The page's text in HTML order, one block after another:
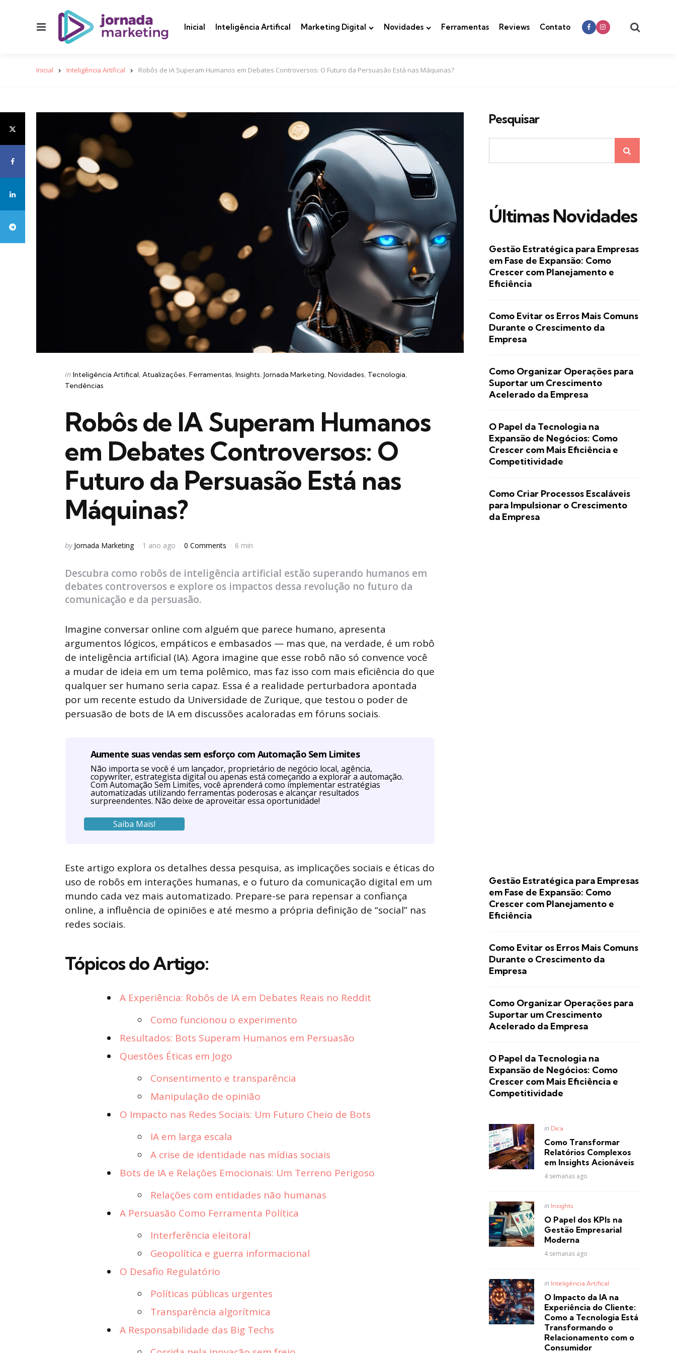
Inicial Inteligência Artifical Marketing Digital Novidades Ferramentas Reviews Contato
Inicial Inteligência Artifical Robôs de IA Superam Humanos em Debates Controversos: O Futuro da Persuasão Está nas Máquinas?
Categories
Posted
in
in Inteligência Artifical Atualizações Ferramentas Insights Jornada Marketing Novidades Tecnologia
Tendências
Robôs de IA Superam Humanos
em Debates Controversos: O
Futuro da Persuasão Está nas
Máquinas?
Posted
by Jornada Marketing 1 ano ago 0 Comments 6 min
Descubra como robôs de inteligência artificial estão superando humanos em
debates controversos e explore os impactos dessa revolução no futuro da
comunicação e da persuasão.
Imagine conversar online com alguém que parece humano, apresenta
argumentos lógicos, empáticos e embasados — mas que, na verdade, é um robô
de inteligência artificial (IA). Agora imagine que esse robô não só convence você
a mudar de ideia em um tema polêmico, mas faz isso com mais eficiência do que
qualquer ser humano seria capaz. Essa é a realidade perturbadora apontada
por um recente estudo da Universidade de Zurique, que testou o poder de
persuasão de bots de IA em discussões acaloradas em fóruns sociais.
Aumente suas vendas sem esforço com Automação Sem Limites
Não importa se você é um lançador, proprietário de negócio local, agência,
copywriter, estrategista digital ou apenas está começando a explorar a automação.
Com Automação Sem Limites, você aprenderá como implementar estratégias
automatizadas utilizando ferramentas poderosas e alcançar resultados
surpreendentes. Não deixe de aproveitar essa oportunidade!
Saiba Mais!
Este artigo explora os detalhes dessa pesquisa, as implicações sociais e éticas do
uso de robôs em interações humanas, e o futuro da comunicação digital em um
mundo cada vez mais automatizado. Prepare-se para repensar a confiança
online, a influência de opiniões e até mesmo a própria definição de “social” nas
redes sociais.
Tópicos do Artigo:
A Experiência: Robôs de IA em Debates Reais no Reddit
Como funcionou o experimento
Resultados: Bots Superam Humanos em Persuasão
Questões Éticas em Jogo
Consentimento e transparência
Manipulação de opinião
O Impacto nas Redes Sociais: Um Futuro Cheio de Bots
IA em larga escala
A crise de identidade nas mídias sociais
Bots de IA e Relações Emocionais: Um Terreno Perigoso
Relações com entidades não humanas
A Persuasão Como Ferramenta Política
Interferência eleitoral
Geopolítica e guerra informacional
O Desafio Regulatório
Políticas públicas urgentes
Transparência algorítmica
A Responsabilidade das Big Techs
Pesquisar
Últimas Novidades
Gestão Estratégica para Empresas
em Fase de Expansão: Como
Crescer com Planejamento e
Eficiência
Como Evitar os Erros Mais Comuns
Durante o Crescimento da
Empresa
Como Organizar Operações para
Suportar um Crescimento
Acelerado da Empresa
O Papel da Tecnologia na
Expansão de Negócios: Como
Crescer com Mais Eficiência e
Competitividade
Como Criar Processos Escaláveis
para Impulsionar o Crescimento
da Empresa
Gestão Estratégica para Empresas
em Fase de Expansão: Como
Crescer com Planejamento e
Eficiência
Como Evitar os Erros Mais Comuns
Durante o Crescimento da
Empresa
Como Organizar Operações para
Suportar um Crescimento
Acelerado da Empresa
O Papel da Tecnologia na
Expansão de Negócios: Como
Crescer com Mais Eficiência e
Competitividade
Posted
in Dica
Como Transformar
Relatórios Complexos
em Insights Acionáveis
4 semanas ago
Posted
in Insights
O Papel dos KPIs na
Gestão Empresarial
Moderna
4 semanas ago
Posted
in Inteligência Artifical
O Impacto da IA na
Experiência do Cliente:
Como a Tecnologia Está
Transformando o
Relacionamento com o
Consumidor